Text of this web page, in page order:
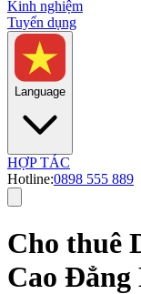
Kinh nghiệm
Tuyển dụng
Language
HỢP TÁC
Hotline:0898 555 889
Cho thuê
Cao Đẳng